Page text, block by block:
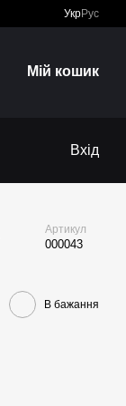
УкрРус
Мій кошик
Вхід
Артикул
000043
В бажання